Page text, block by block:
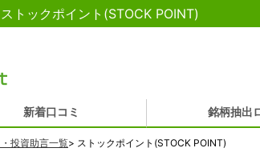
トックポイント(STOCK POINT)
新着口コミ 銘柄抽出
投資助言一覧> ストックポイント(STOCK POINT)